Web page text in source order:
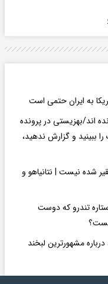
به ایران حتمی است
اند/بهزیستی در پرونده
ببینید و گزارش ندهید،
شده نیست | نتانیاهو و
تندرو که دوست
مشهورترین لبخند